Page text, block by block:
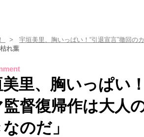
宇垣美里、胸いっぱい！“引退宣言”撤回の
枯れ葉
里、胸いっぱい
監督復帰作は大人
のだ」